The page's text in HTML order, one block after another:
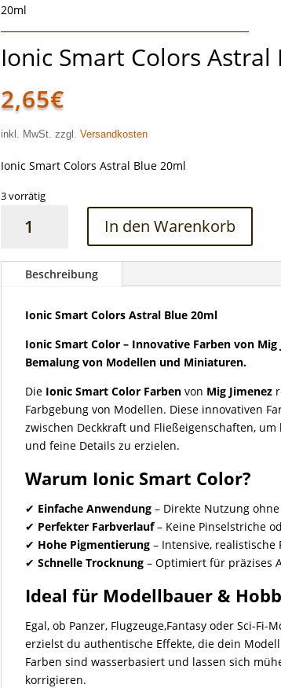
20ml
Ionic Smart Colors Astral
2,65€
inkl. MwSt. zzgl.Versandkosten
Ionic Smart Colors Astral Blue 20ml
3 vorrätig
Smart
Astral
Menge
In den Warenkorb
Beschreibung
Ionic Smart Colors Astral Blue 20ml
Ionic Smart Color – Innovative Farben von
Bemalung von Modellen und Miniaturen.
Die Ionic Smart Color Farben von Mig Jimenez
Farbgebung von Modellen. Diese innovativen
zwischen Deckkraft und Fließeigenschaften,
und feine Details zu erzielen.
Warum Ionic Smart Color?
✔ Einfache Anwendung – Direkte Nutzung
✔ Perfekter Farbverlauf– Keine Pinselstriche
✔ Hohe Pigmentierung – Intensive,
✔Schnelle Trocknung – Optimiert für präzises
Ideal für Modellbauer &
Egal, ob Panzer, Flugzeuge,Fantasy oder Sci-Fi-
erzielst du authentische Effekte, die dein
Farben sind wasserbasiert und lassen sich
korrigieren.